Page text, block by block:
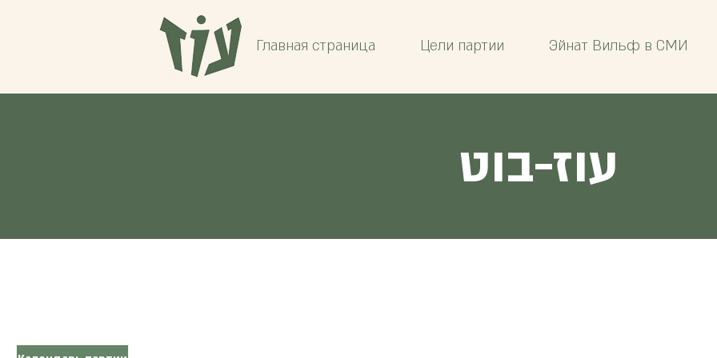
Главная страница Цели партии Эйнат Вильф в СМИ
עוז-בוט